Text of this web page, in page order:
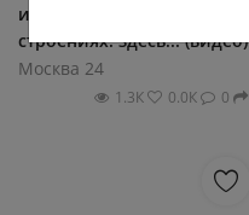
идут сразу в четырёх
строениях: здесь... (видео)
Москва 24
1.3К 0.0К 0